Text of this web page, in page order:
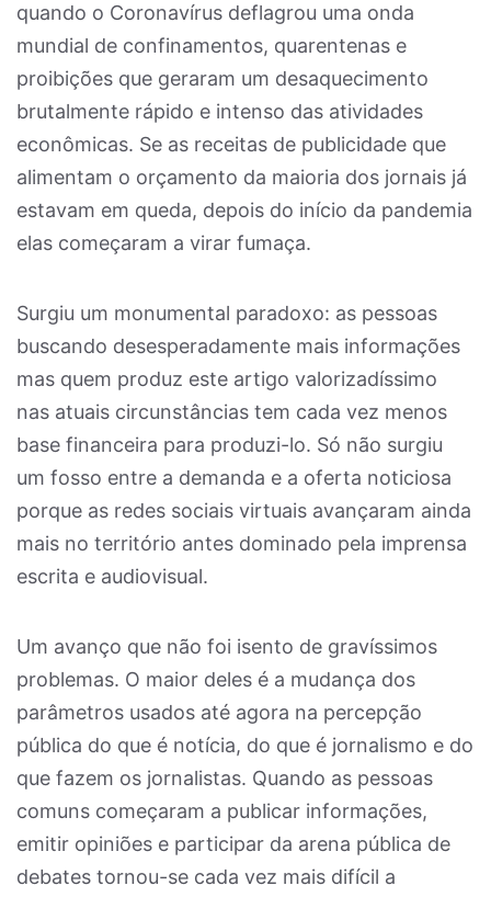
quando o Coronavírus deflagrou uma onda
mundial de confinamentos, quarentenas e
proibições que geraram um desaquecimento
brutalmente rápido e intenso das atividades
econômicas. Se as receitas de publicidade que
alimentam o orçamento da maioria dos jornais já
estavam em queda, depois do início da pandemia
elas começaram a virar fumaça.
Surgiu um monumental paradoxo: as pessoas
buscando desesperadamente mais informações
mas quem produz este artigo valorizadíssimo
nas atuais circunstâncias tem cada vez menos
base financeira para produzi-lo. Só não surgiu
um fosso entre a demanda e a oferta noticiosa
porque as redes sociais virtuais avançaram ainda
mais no território antes dominado pela imprensa
escrita e audiovisual.
Um avanço que não foi isento de gravíssimos
problemas. O maior deles é a mudança dos
parâmetros usados até agora na percepção
pública do que é notícia, do que é jornalismo e do
que fazem os jornalistas. Quando as pessoas
comuns começaram a publicar informações,
emitir opiniões e participar da arena pública de
debates tornou-se cada vez mais difícil a